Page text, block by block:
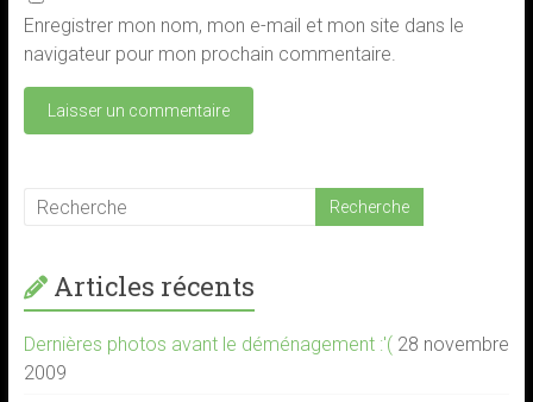
Enregistrer mon nom, mon e-mail et mon site dans le
navigateur pour mon prochain commentaire.
Articles récents
Dernières photos avant le déménagement :'( 28 novembre
2009